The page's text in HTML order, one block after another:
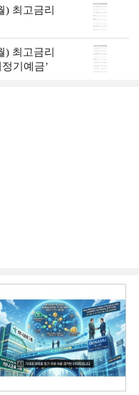
) 최고금리
) 최고금리
기예금’